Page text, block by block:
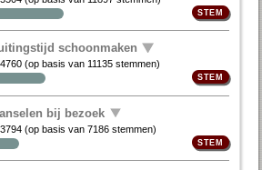
schoonmaken
4760 (op basis van 11135 stemmen)
bij bezoek
3794 (op basis van7186 stemmen)